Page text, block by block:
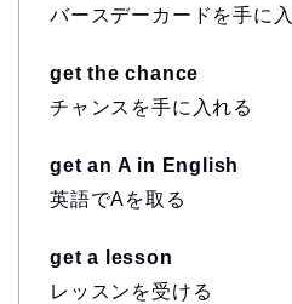
バースデーカードを手に
get the chance
チャンスを手に入れる
get an A in English
英語でAを取る
get a lesson
レッスンを受ける